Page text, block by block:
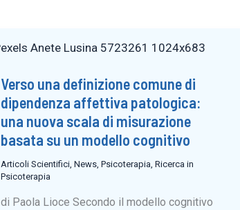
Verso una definizione comune di
dipendenza affettiva patologica:
una nuova scala di misurazione
basata su un modello cognitivo
Articoli Scientifici, News, Psicoterapia Ricerca in
Psicoterapia
di Paola Lioce Secondo il modello cognitivo